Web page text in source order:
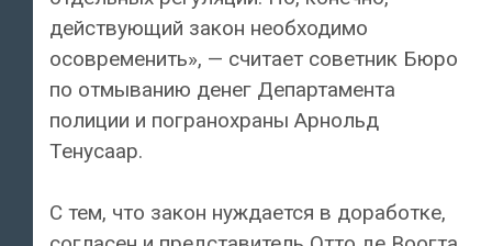
действующий закон необходимо
осовременить», — считает советник Бюро
по отмыванию денег Департамента
полиции и погранохраны Арнольд
Тенусаар.
С тем, что закон нуждается в доработке,